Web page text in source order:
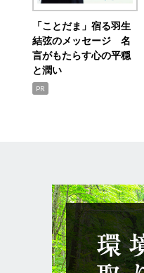
「ことだま」宿る羽生
結弦のメッセージ 名
言がもたらす心の平穏
と潤い
PR